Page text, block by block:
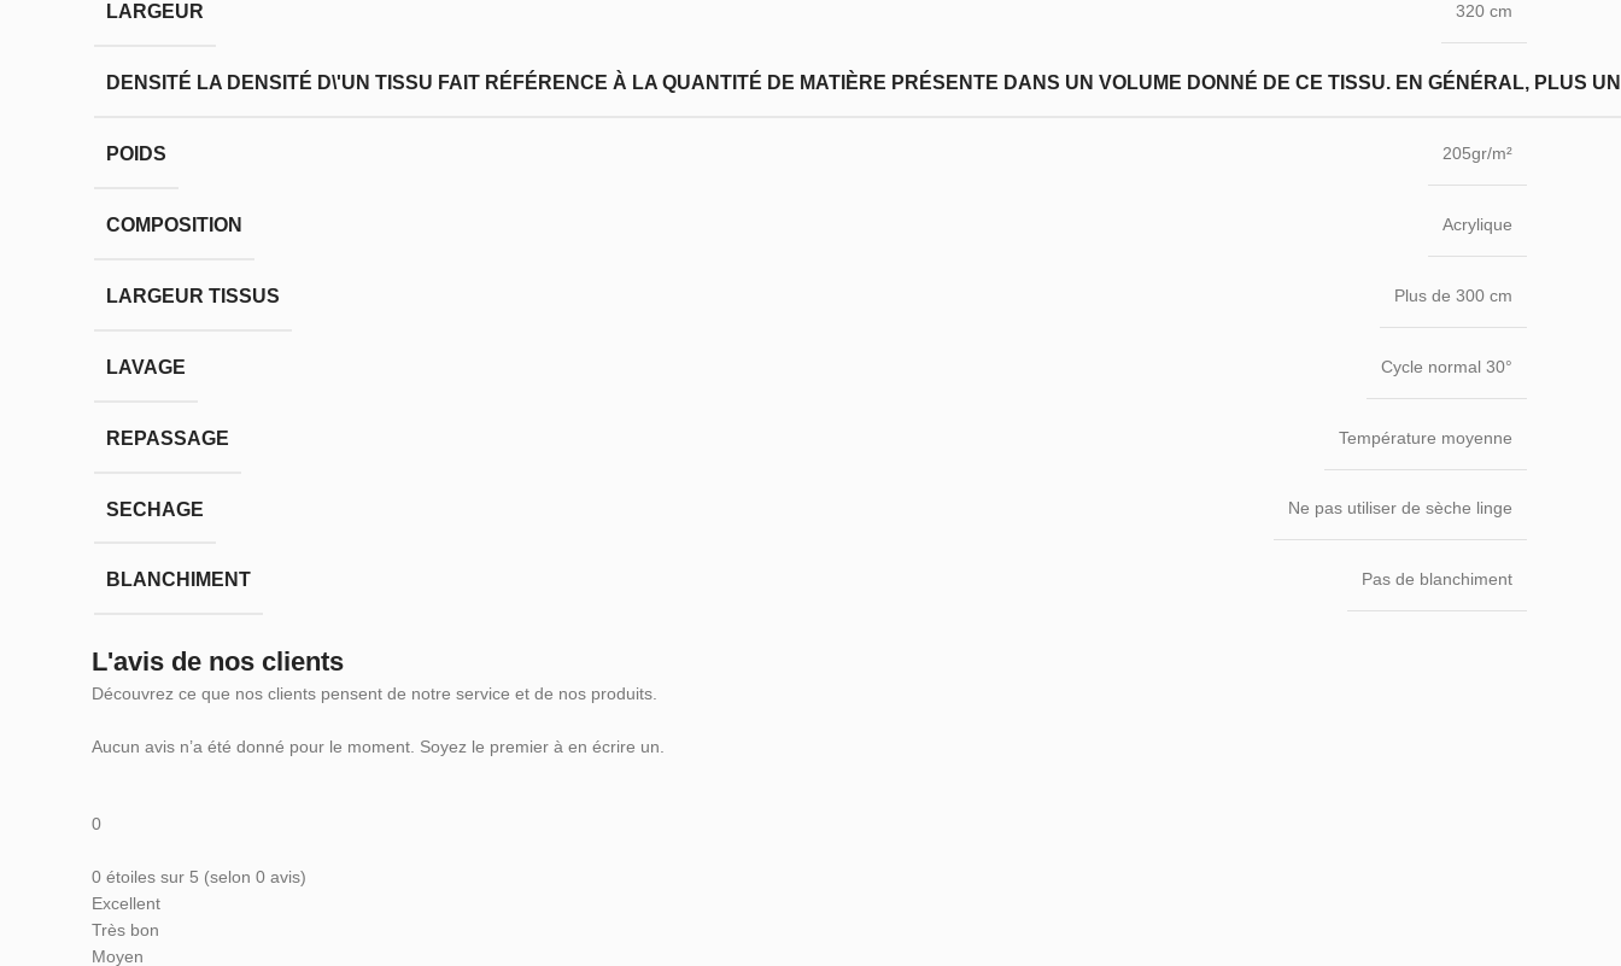
LARGEUR 320 cm
DENSITÉ LA DENSITÉ D\'UN TISSU FAIT RÉFÉRENCE À LA QUANTITÉ DE MATIÈRE PRÉSENTE DANS UN VOLUME DONNÉ DE CE TISSU. EN GÉNÉRAL, PLUS
POIDS 205gr/m²
COMPOSITION Acrylique
LARGEUR TISSUS Plus de 300 cm
LAVAGE Cycle normal 30°
REPASSAGE Température moyenne
SECHAGE Ne pas utiliser de sèche linge
BLANCHIMENT Pas de blanchiment
L'avis de nos clients
Découvrez ce que nos clients pensent de notre service et de nos produits.
Aucun avis n’a été donné pour le moment. Soyez le premier à en écrire un.
0
0 étoiles sur 5 (selon 0 avis)
Excellent
Très bon
Moyen